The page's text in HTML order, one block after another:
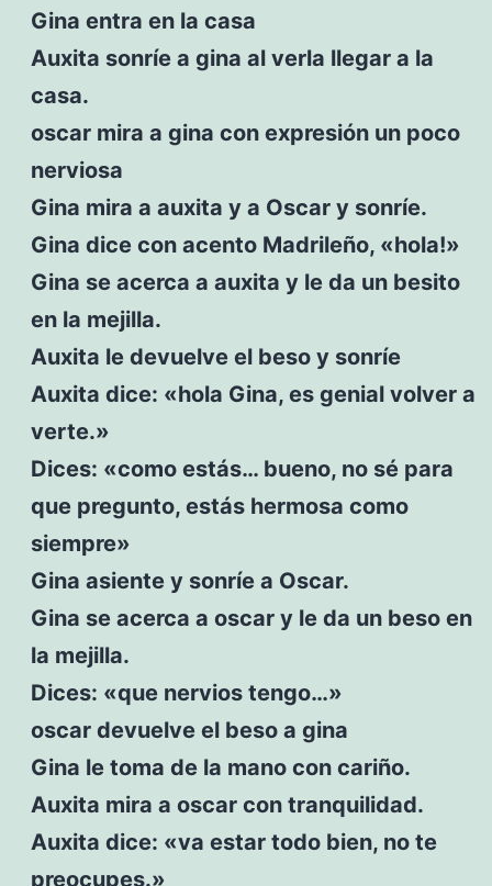
Gina entra en la casa
Auxita sonríe a gina al verla llegar a la
casa.
oscar mira a gina con expresión un poco
nerviosa
Gina mira a auxita y a Oscar y sonríe.
Gina dice con acento Madrileño, «hola!»
Gina se acerca a auxita y le da un besito
en la mejilla.
Auxita le devuelve el beso y sonríe
Auxita dice: «hola Gina, es genial volver a
verte.»
Dices: «como estás… bueno, no sé para
que pregunto, estás hermosa como
siempre»
Gina asiente y sonríe a Oscar.
Gina se acerca a oscar y le da un beso en
la mejilla.
Dices: «que nervios tengo…»
oscar devuelve el beso a gina
Gina le toma de la mano con cariño.
Auxita mira a oscar con tranquilidad.
Auxita dice: «va estar todo bien, no te
preocupes.»